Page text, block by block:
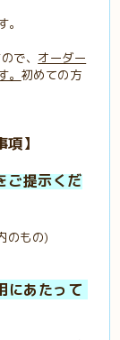
で、 オーダー
初めての方
】
ご提示くだ
のもの)
にあたって